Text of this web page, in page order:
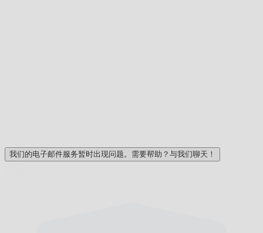
我们的电子邮件服务暂时出现问题。需要帮助？与我们聊天！